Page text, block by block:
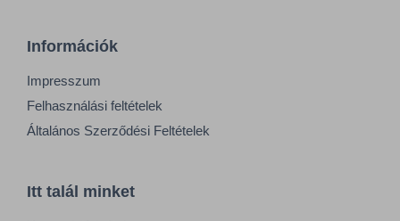
Információk
Impresszum
Felhasználási feltételek
Általános Szerződési Feltételek
Itt talál minket